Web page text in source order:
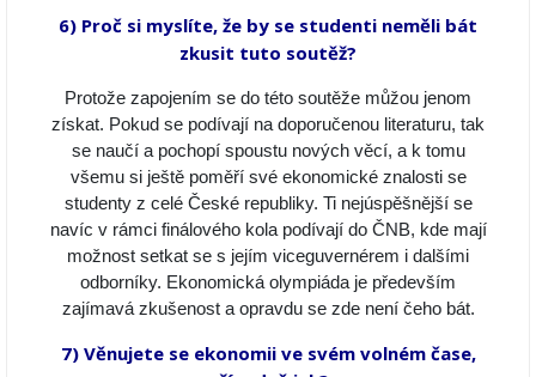
6) Proč si myslíte, že by se studenti neměli bát
zkusit tuto soutěž?
Protože zapojením se do této soutěže můžou jenom
získat. Pokud se podívají na doporučenou literaturu, tak
se naučí a pochopí spoustu nových věcí, a k tomu
všemu si ještě poměří své ekonomické znalosti se
studenty z celé České republiky. Ti nejúspěšnější se
navíc v rámci finálového kola podívají do ČNB, kde mají
možnost setkat se s jejím viceguvernérem i dalšími
odborníky. Ekonomická olympiáda je především
zajímavá zkušenost a opravdu se zde není čeho bát.
7) Věnujete se ekonomii ve svém volném čase,